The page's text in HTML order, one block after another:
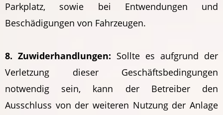
Parkplatz, sowie bei Entwendungen und
Beschädigungen von Fahrzeugen.
8. Zuwiderhandlungen: Sollte es aufgrund der
Verletzung dieser Geschäftsbedingungen
notwendig sein, kann der Betreiber den
Ausschluss von der weiteren Nutzung der Anlage